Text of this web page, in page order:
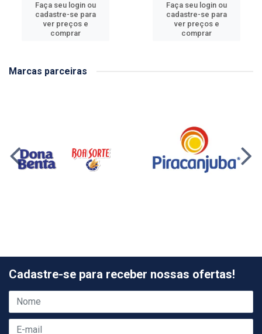
Faça seu login ou
cadastre-se para
ver preços e
comprar
Faça seu login ou
cadastre-se para
ver preços e
comprar
Marcas parceiras
Cadastre-se para receber nossas ofertas!